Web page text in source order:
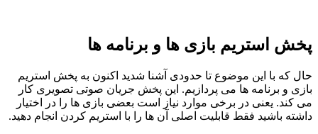
پخش استریم بازی ‌ها و برنامه ‌ها
حال که با این موضوع تا حدودی آشنا شدید اکنون به پخش استریم
بازی و برنامه ها می پردازیم. این پخش جریان صوتی تصویری کار
می ‌کند. یعنی در برخی موارد نیاز است بعضی بازی ‌ها را در اختیار
داشته باشید فقط قابلیت اصلی آن ‌ها را با استریم کردن انجام دهید.